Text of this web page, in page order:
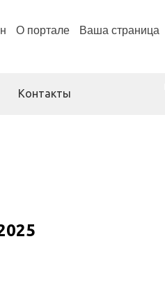
О портале Ваша страница
Контакты